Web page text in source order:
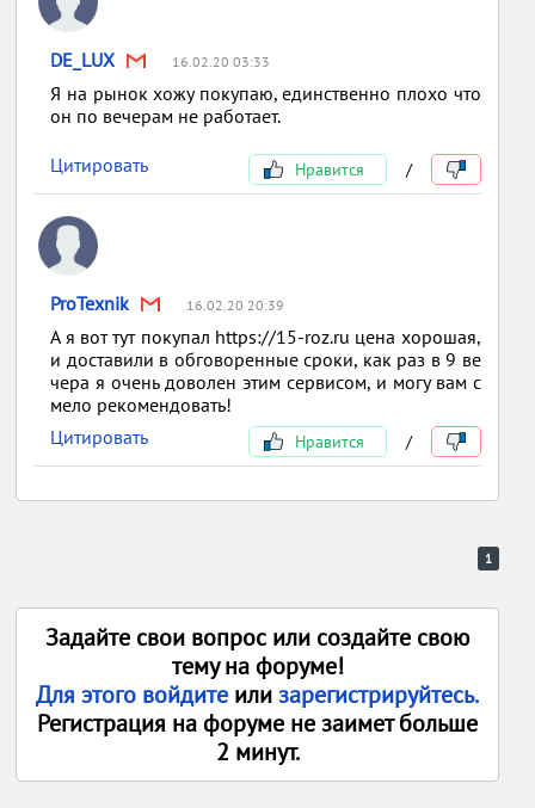
DE_LUX 16.02.20 03:33
Я на рынок хожу покупаю, единственно плохо что
он по вечерам не работает.
Цитировать Нравится /
ProTexnik 16.02.20 20:39
А я вот тут покупал https://15-roz.ru цена хорошая,
и доставили в обговоренные сроки, как раз в 9 ве
чера я очень доволен этим сервисом, и могу вам с
мело рекомендовать!
Цитировать
Нравится /
1
Задайте свои вопрос или создайте свою
тему на форуме!
Для этого войдите илизарегистрируйтесь.
Регистрация на форуме не заимет больше
2 минут.